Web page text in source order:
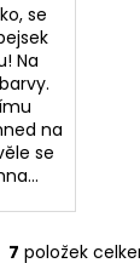
se
Na
na
se
7 položek